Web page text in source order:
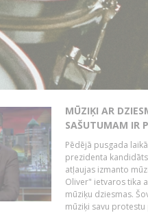
MŪZIĶI AR
SAŠUTUMAM IR
Pēdējā pusgada
prezidenta
atļaujas izmanto
Oliver" ietvaros tika
mūziķu dziesmas.
mūziķi savu